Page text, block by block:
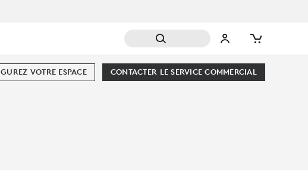
CONTACTER LE SERVICE COMMERCIAL
VOTRE ESPACE